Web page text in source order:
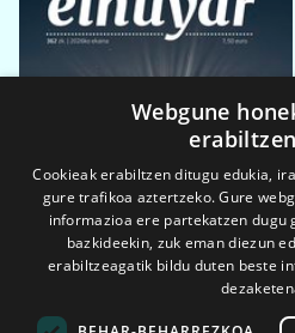
Webgune
Cookieak erabiltzen ditugu edukia,
gure trafikoa aztertzeko. Gure
informazioa ere partekatzen dugu
bazkideekin, zuk eman diezun
erabiltzeagatik bildu duten beste